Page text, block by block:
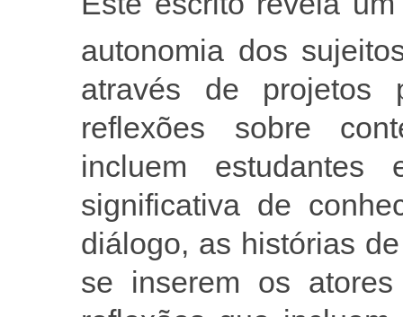
autonomia dos
através de projetos
reflexões sobre
incluem estudantes
significativa de
diálogo, as histórias
se inserem os